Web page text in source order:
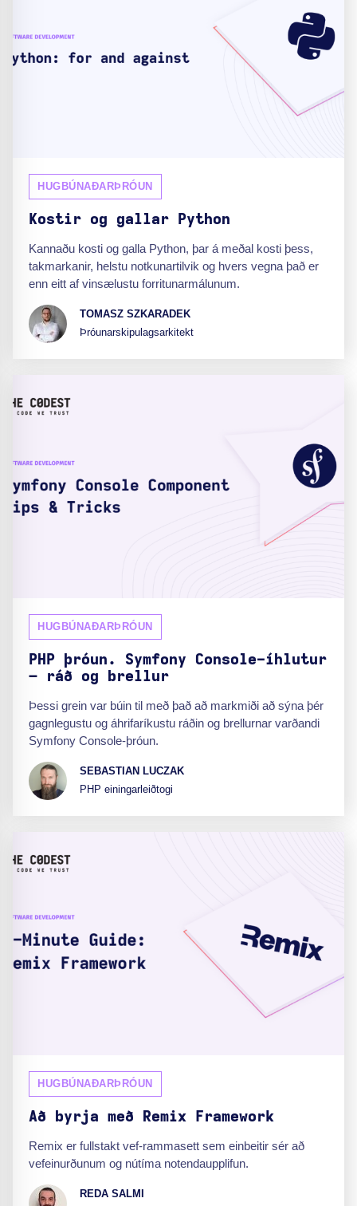
HUGBÚNAÐARÞRÓUN
Kostir og gallar Python
Kannaðu kosti og galla Python, þar á meðal kosti þess,
takmarkanir, helstu notkunartilvik og hvers vegna það er
enn eitt af vinsælustu forritunarmálunum.
TOMASZ SZKARADEK
Þróunarskipulagsarkitekt
HUGBÚNAÐARÞRÓUN
PHP þróun. Symfony Console-íhlutur
– ráð og brellur
Þessi grein var búin til með það að markmiði að sýna þér
gagnlegustu og áhrifaríkustu ráðin og brellurnar varðandi
Symfony Console-þróun.
SEBASTIAN LUCZAK
PHP einingarleiðtogi
HUGBÚNAÐARÞRÓUN
Að byrja með Remix Framework
Remix er fullstakt vef-rammasett sem einbeitir sér að
vefeinurðunum og nútíma notendaupplifun.
REDA SALMI